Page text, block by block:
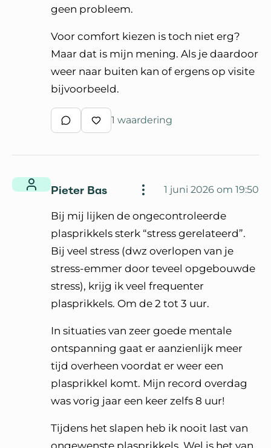
geen probleem.
Voor comfort kiezen is toch niet erg?
Maar dat is mijn mening. Als je daardoor
weer naar buiten kan of ergens op visite
bijvoorbeeld.
Schrijf een reactie
Waardeer reactie
1 waardering
Pieter Bas 1 juni 2026 om 19:50
Bij mij lijken de ongecontroleerde
plasprikkels sterk “stress gerelateerd”.
Bij veel stress (dwz overlopen van je
stress-emmer door teveel opgebouwde
stress), krijg ik veel frequenter
plasprikkels. Om de 2 tot 3 uur.
In situaties van zeer goede mentale
ontspanning gaat er aanzienlijk meer
tijd overheen voordat er weer een
plasprikkel komt. Mijn record overdag
was vorig jaar een keer zelfs 8 uur!
Tijdens het slapen heb ik nooit last van
ongewenste plasprikkels. Wel is het van